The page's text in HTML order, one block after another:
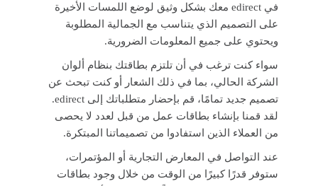
في edirect معك بشكل وثيق لوضع اللمسات الأخيرة
على التصميم الذي يتناسب مع الجمالية المطلوبة
ويحتوي على جميع المعلومات الضرورية.
سواء كنت ترغب في أن تلتزم بطاقتك بنظام ألوان
الشركة الحالي، بما في ذلك الشعار أو كنت تبحث عن
تصميم جديد تمامًا، قم بإحضار متطلباتك إلى edirect.
لقد قمنا بإنشاء بطاقات عمل من قبل لعدد لا يحصى
من العملاء الذين استفادوا من تصميماتنا المبتكرة.
عند التواصل في المعارض التجارية أو المؤتمرات،
ستوفر قدرًا كبيرًا من الوقت من خلال وجود بطاقات